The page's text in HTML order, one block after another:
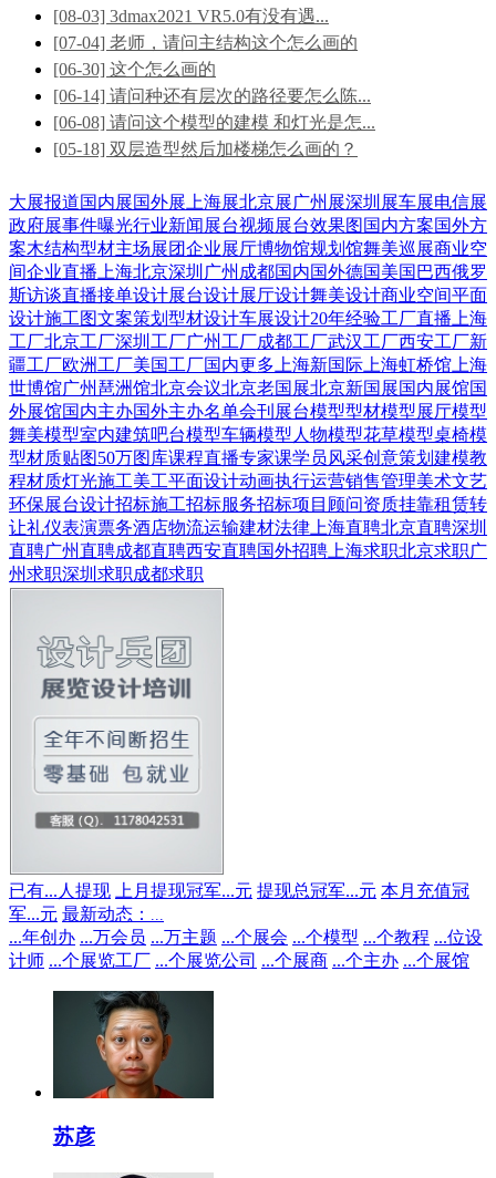
[08-03] 3dmax2021 VR5.0有没有遇...
[07-04] 老师，请问主结构这个怎么画的
[06-30] 这个怎么画的
[06-14] 请问种还有层次的路径要怎么陈...
[06-08] 请问这个模型的建模 和灯光是怎...
[05-18] 双层造型然后加楼梯怎么画的？
大展报道国内展国外展 上海展北京展广州展深圳展车展电信展
政府展事件曝光行业新闻 展台视频展台效果图 国内方案国外方
案木结构型材主场展团企业展厅博物馆规划馆舞美巡展商业空
间企业直播 上海北京深圳 广州 成都国内国外德国美国 巴西俄罗
斯访谈直播接单设计展台设计展厅设计舞美设计商业空间平面
设计施工图文案策划 型材设计车展设计20年经验工厂直播 上海
工厂北京工厂深圳工厂广州工厂成都工厂武汉工厂西安工厂新
疆工厂欧洲工厂美国工厂国内更多 上海新国际 上海虹桥馆 上海
世博馆广州琶洲馆北京会议北京老国展北京新国展国内展馆国
外展馆国内主办国外主办名单会刊 展台模型型材模型展厅模型
舞美模型室内建筑吧台模型车辆模型 人物模型花草模型桌椅模
型材质贴图50万图库课程直播专家课学员风采创意策划 建模教
程材质灯光施工美工平面设计动画执行运营销售管理美术文艺
环保展台设计招标施工招标服务招标项目顾问资质挂靠租赁转
让礼仪表演票务酒店物流运输建材法律 上海直聘北京直聘深圳
直聘广州直聘成都直聘西安直聘国外招聘 上海求职北京求职广
州求职深圳求职成都求职
已有... 人提现 上月提现冠军...元 提现总冠军...元 本月充值冠
军...元 最新动态：
...年创办 ...万会员 ...万主题 ...个展会 ...个模型 ...个教程 ...位设
计师 ...个展览工厂 ...个展览公司 ...个展商 ...个主办 ...个展馆
苏彦